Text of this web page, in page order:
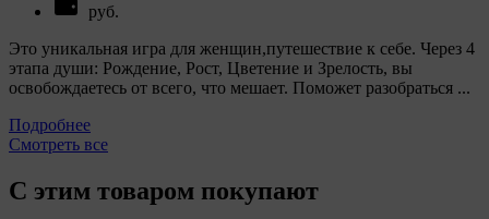
руб.
Это уникальная игра для женщин,путешествие к себе. Через 4
этапа души: Рождение, Рост, Цветение и Зрелость, вы
освобождаетесь от всего, что мешает. Поможет разобраться ...
Подробнее
Смотреть все
С этим товаром покупают